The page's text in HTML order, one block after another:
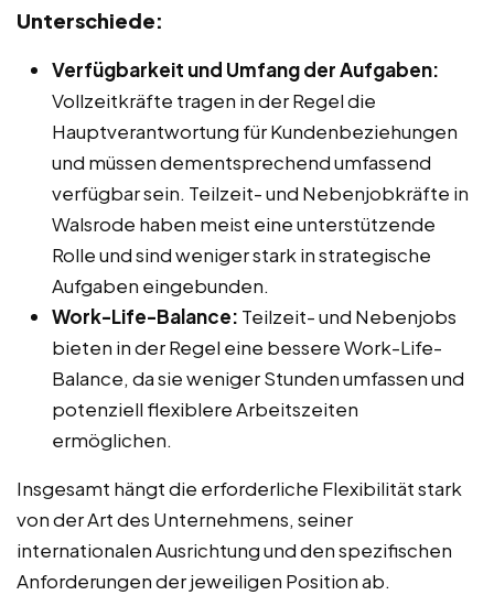
Unterschiede:
Verfügbarkeit und Umfang der Aufgaben:
Vollzeitkräfte tragen in der Regel die
Hauptverantwortung für Kundenbeziehungen
und müssen dementsprechend umfassend
verfügbar sein. Teilzeit- und Nebenjobkräfte in
Walsrode haben meist eine unterstützende
Rolle und sind weniger stark in strategische
Aufgaben eingebunden.
Work-Life-Balance: Teilzeit- und Nebenjobs
bieten in der Regel eine bessere Work-Life-
Balance, da sie weniger Stunden umfassen und
potenziell flexiblere Arbeitszeiten
ermöglichen.
Insgesamt hängt die erforderliche Flexibilität stark
von der Art des Unternehmens, seiner
internationalen Ausrichtung und den spezifischen
Anforderungen der jeweiligen Position ab.